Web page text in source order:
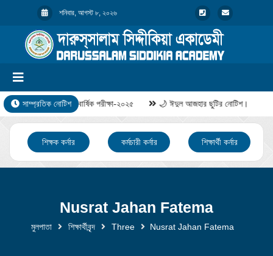
শনিবার, আগস্ট ৮, ২০২৬
সাম্প্রতিক নোটিশ বার্ষিক পরীক্ষা-২০২৫ 🌙 ঈদুল আজহার ছুটির নোটিশ।
শিক্ষক কর্নার কর্মচারী কর্নার শিক্ষার্থী কর্নার
Nusrat Jahan Fatema
মুলপাতা শিক্ষার্থীবৃন্দ Three Nusrat Jahan Fatema